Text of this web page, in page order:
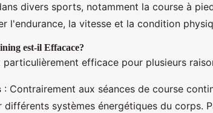
divers sports, notamment la course à
l'endurance, la vitesse et la condition
est-il Effacace?
efficace pour plusieurs
: Contrairement aux séances de course
systèmes énergétiques du corps.